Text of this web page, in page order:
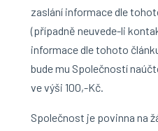
zaslání informace dle
(případně neuvede-li
informace dle tohoto
bude mu Společností
ve výši 100,-Kč.
Společnost je povinna na